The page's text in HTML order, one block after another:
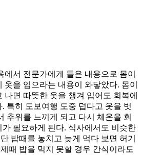
서 전문가에게 들은 내용으로 몸이
옷을 입으라는 내용이 와닿았다. 몸이
나면 따뜻한 옷을 챙겨 입어도 회복에
특히 도보여행 도중 덥다고 옷을 벗
추위를 느끼게 되고 다시 체온을 회
필요하게 된다. 식사에서도 비슷한
밥때를 놓치고 늦게 먹다 보면 허기
때 밥을 먹지 못할 경우 간식이라도